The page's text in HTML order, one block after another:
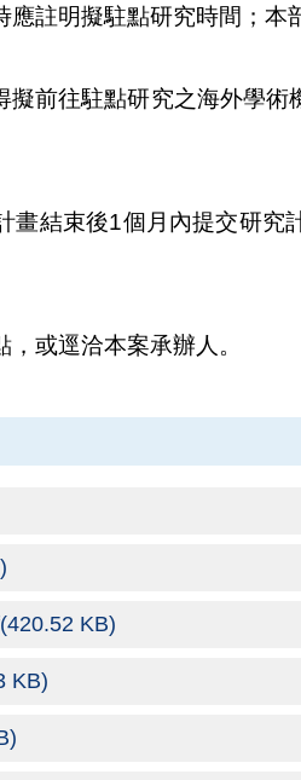
應註明擬駐點研究時間；本
擬前往駐點研究之海外學
畫結束後1個月內提交研
或逕洽本案承辦人。
KB)
KB)